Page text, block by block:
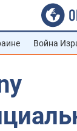
Война